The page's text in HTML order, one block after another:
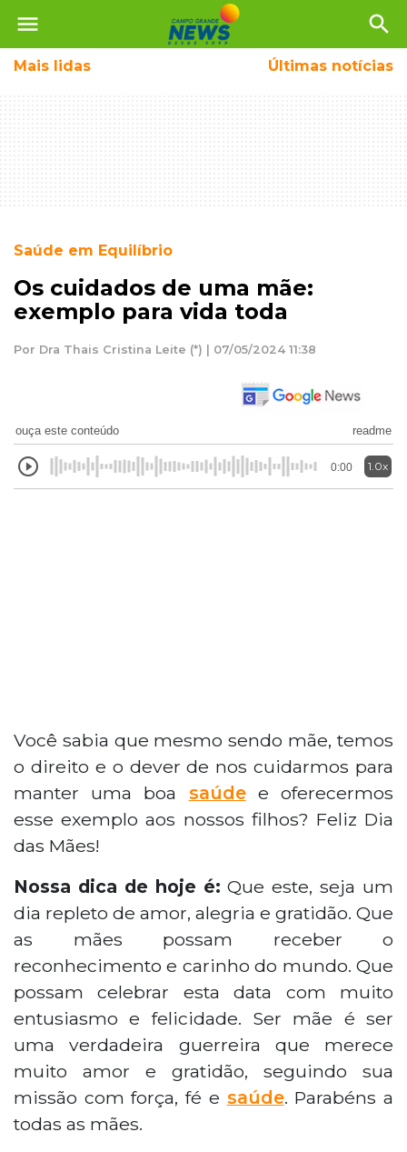
menu search
Mais lidas Últimas notícias
Saúde em Equilíbrio
Os cuidados de uma mãe:
exemplo para vida toda
Por Dra Thais Cristina Leite (*) | 07/05/2024 11:38
ouça este conteúdo readme
0:00 1.0x
Você sabia que mesmo sendo mãe, temos
o direito e o dever de nos cuidarmos para
manter uma boa saúdee oferecermos
esse exemplo aos nossos filhos? Feliz Dia
das Mães!
Nossa dica de hoje é: Que este, seja um
dia repleto de amor, alegria e gratidão. Que
as mães possam receber o
reconhecimento e carinho do mundo. Que
possam celebrar esta data com muito
entusiasmo e felicidade. Ser mãe é ser
uma verdadeira guerreira que merece
muito amor e gratidão, seguindo sua
missão com força, fé e saúde. Parabéns a
todas as mães.